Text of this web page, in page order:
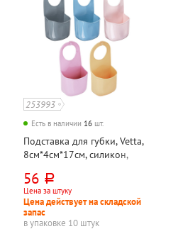
253993
Есть в наличии 16 шт.
Подставка для губки, Vetta,
8см*4см*17см, силикон,
56 руб.
Цена за штуку
Цена действует на складской
запас
в упаковке 10 штук